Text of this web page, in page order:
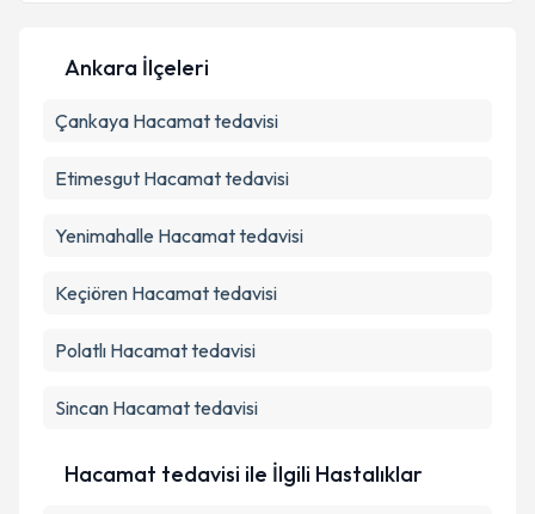
Metni'ni okudum ve kişisel verilerimin belirtilen
kapsamda işlenmesini kabul ediyorum.
Ankara İlçeleri
Çankaya Hacamat tedavisi
Etimesgut Hacamat tedavisi
Yenimahalle Hacamat tedavisi
Keçiören Hacamat tedavisi
Polatlı Hacamat tedavisi
Sincan Hacamat tedavisi
Hacamat tedavisi ile İlgili Hastalıklar